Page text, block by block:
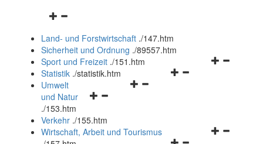
Navigationsmenü
und
schließen
Land- und Forstwirtschaft ./147.htm
Sicherheit und Ordnung ./89557.htm
Navigationsmenü
Sport und Freizeit ./151.htm
Navigationsmenü
Statistik ./statistik.htm
Navigationsmenü
und
schließen
Umwelt
und Natur
./153.htm
Verkehr ./155.htm
Navigationsmenü
Wirtschaft, Arbeit und Tourismus